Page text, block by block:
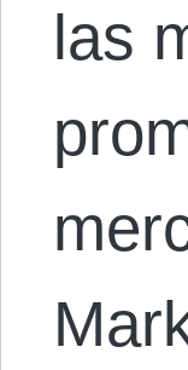
las